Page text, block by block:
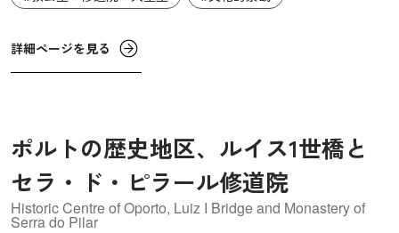
ましたが、この聖域はそれを実現したものです。
詳細ページを見る
ポルトの歴史地区、ルイス1世橋と
セラ・ド・ピラール修道院
Historic Centre of Oporto, Luiz I Bridge and Monastery of
Serra do Pilar